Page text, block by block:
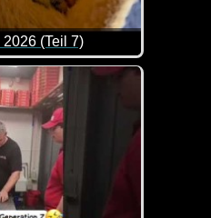
(Teil 7)
von lustigen